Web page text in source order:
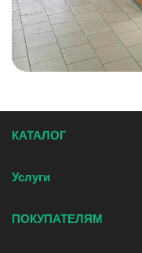
КАТАЛОГ
Услуги
ПОКУПАТЕЛЯМ